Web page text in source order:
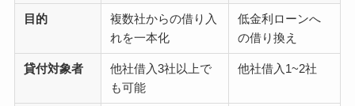
目的
複数社からの借り入
れを一本化
低金利ローンへ
の借り換え
貸付対象者
他社借入3社以上で
も可能
他社借入1~2社